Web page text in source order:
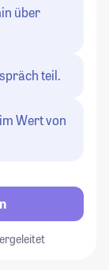
über
teil.
Wert von